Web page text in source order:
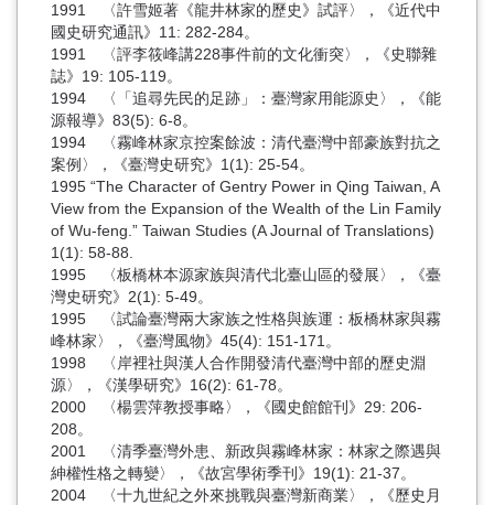
1991 〈許雪姬著《龍井林家的歷史》試評〉，《近代中
國史研究通訊》11: 282-284。
1991 〈評李筱峰講228事件前的文化衝突〉，《史聯雜
誌》19: 105-119。
1994 〈「追尋先民的足跡」：臺灣家用能源史〉，《能
源報導》83(5): 6-8。
1994 〈霧峰林家京控案餘波：清代臺灣中部豪族對抗之
案例〉，《臺灣史研究》1(1): 25-54。
1995 “The Character of Gentry Power in Qing Taiwan, A
View from the Expansion of the Wealth of the Lin Family
of Wu-feng.” Taiwan Studies (A Journal of Translations)
1(1): 58-88.
1995 〈板橋林本源家族與清代北臺山區的發展〉，《臺
灣史研究》2(1): 5-49。
1995 〈試論臺灣兩大家族之性格與族運：板橋林家與霧
峰林家〉，《臺灣風物》45(4): 151-171。
1998 〈岸裡社與漢人合作開發清代臺灣中部的歷史淵
源〉，《漢學研究》16(2): 61-78。
2000 〈楊雲萍教授事略〉，《國史館館刊》29: 206-
208。
2001 〈清季臺灣外患、新政與霧峰林家：林家之際遇與
紳權性格之轉變〉，《故宮學術季刊》19(1): 21-37。
2004 〈十九世紀之外來挑戰與臺灣新商業〉，《歷史月